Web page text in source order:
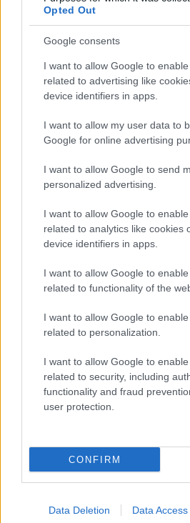
Opted Out
Google consents
I want to allow Google to
related to advertising like
device identifiers in apps.
I want to allow my user data to
Google for online advertising
I want to allow Google to send
personalized advertising.
I want to allow Google to
related to analytics like cookies
device identifiers in apps.
I want to allow Google to
related to functionality of the
I want to allow Google to
related to personalization.
I want to allow Google to
related to security, including
functionality and fraud
user protection.
CONFIRM
Data Deletion Data Access
Kövess minket a
Parc Fermé
22 órája
Az F1-es Német Nagydíj
1 napja
pletykákról